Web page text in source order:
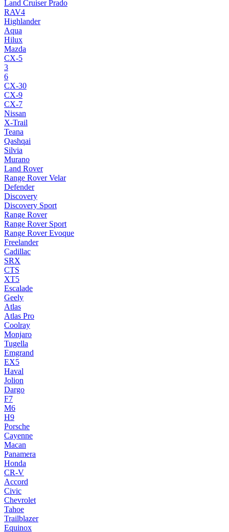
Land Cruiser Prado
RAV4
Highlander
Aqua
Hilux
Mazda
CX-5
3
6
CX-30
CX-9
CX-7
Nissan
X-Trail
Teana
Qashqai
Silvia
Murano
Land Rover
Range Rover Velar
Defender
Discovery
Discovery Sport
Range Rover
Range Rover Sport
Range Rover Evoque
Freelander
Cadillac
SRX
CTS
XT5
Escalade
Geely
Atlas
Atlas Pro
Coolray
Monjaro
Tugella
Emgrand
EX5
Haval
Jolion
Dargo
F7
M6
H9
Porsche
Cayenne
Macan
Panamera
Honda
CR-V
Accord
Civic
Chevrolet
Tahoe
Trailblazer
Equinox